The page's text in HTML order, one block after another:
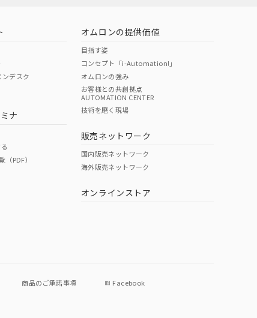
O
デスク
ナ
PDF）
オムロンの提供価値
目指す姿
コンセプト「i-Automation!」
オムロンの強み
お客様との共創拠点
AUTOMATION CENTER
技術を磨く現場
販売ネットワーク
国内販売ネットワーク
海外販売ネットワーク
オンラインストア
商品のご承諾事項 Facebook